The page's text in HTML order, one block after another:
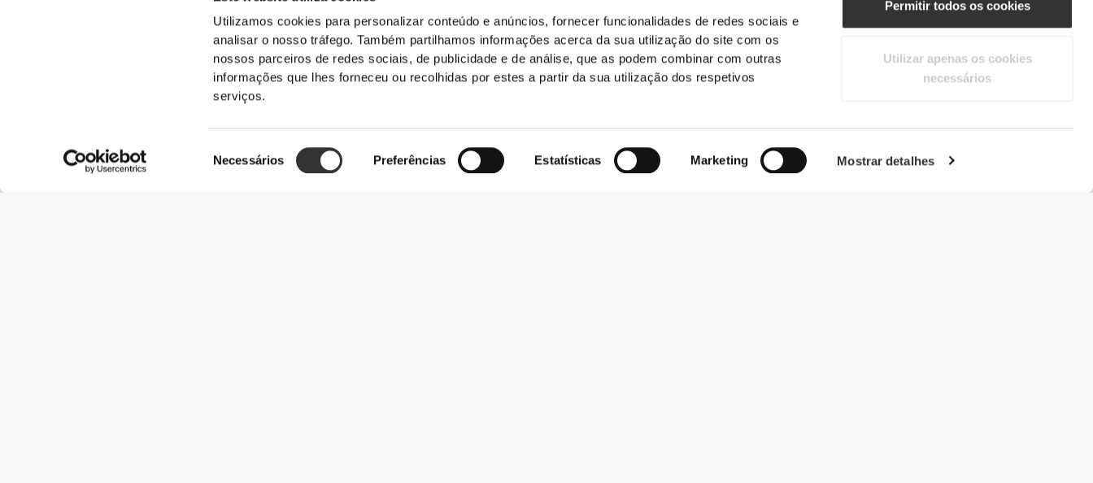
Utilizamos cookies para personalizar conteúdo e anúncios, fornecer funcionalidades de redes sociais e
analisar o nosso tráfego. Também partilhamos informações acerca da sua utilização do site com os
nossos parceiros de redes sociais, de publicidade e de análise, que as podem combinar com outras
informações que lhes forneceu ou recolhidas por estes a partir da sua utilização dos respetivos
serviços.
de
Necessários Preferências Estatísticas Marketing Mostrar detalhes
Permitir todos os cookies
Utilizar apenas os cookies
necessários